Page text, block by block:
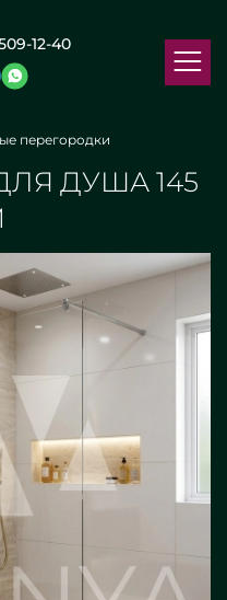
12-40
перегородки
ДУША 145